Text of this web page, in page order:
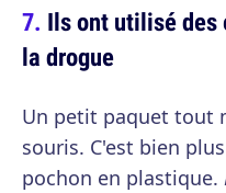
Ils ont utilisé des
la drogue
Un petit paquet tout
souris. C'est bien
pochon en plastique.